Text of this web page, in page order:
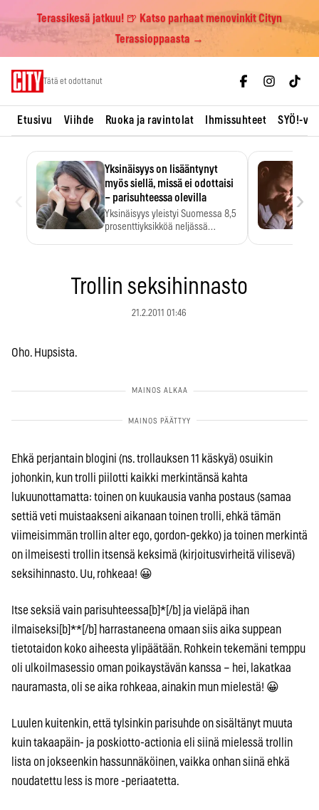
Terassikesä jatkuu! 🍺 Katso parhaat menovinkit Cityn
Terassioppaasta →
Tätä et odottanut
Etusivu Viihde Ruoka ja ravintolat Ihmissuhteet SYÖ!-
Yksinäisyys on lisääntynyt
myös siellä, missä ei odottaisi
– parisuhteessa olevilla
Yksinäisyys yleistyi Suomessa 8,5
prosenttiyksikköä neljässä
›
Trollin seksihinnasto
21.2.2011 01:46
Oho. Hupsista.
Ehkä perjantain blogini (ns. trollauksen 11 käskyä) osuikin
johonkin, kun trolli piilotti kaikki merkintänsä kahta
lukuunottamatta: toinen on kuukausia vanha postaus (samaa
settiä veti muistaakseni aikanaan toinen trolli, ehkä tämän
viimeisimmän trollin alter ego, gordon-gekko) ja toinen merkintä
on ilmeisesti trollin itsensä keksimä (kirjoitusvirheitä vilisevä)
seksihinnasto. Uu, rohkeaa! 😀
Itse seksiä vain parisuhteessa[b]*[/b] ja vieläpä ihan
ilmaiseksi[b]**[/b] harrastaneena omaan siis aika suppean
tietotaidon koko aiheesta ylipäätään. Rohkein tekemäni temppu
oli ulkoilmasessio oman poikaystävän kanssa – hei, lakatkaa
nauramasta, oli se aika rohkeaa, ainakin mun mielestä! 😀
Luulen kuitenkin, että tylsinkin parisuhde on sisältänyt muuta
kuin takaapäin- ja poskiotto-actionia eli siinä mielessä trollin
lista on jokseenkin hassunnäköinen, vaikka onhan siinä ehkä
noudatettu less is more -periaatetta.